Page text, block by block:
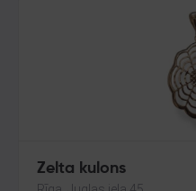
Zelta kulons